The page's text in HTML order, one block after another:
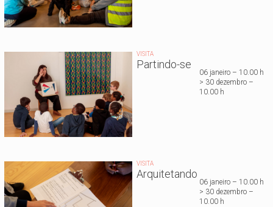
VISITA
Partindo-se
06 janeiro – 10.00 h
> 30 dezembro –
10.00 h
VISITA
Arquitetando
06 janeiro – 10.00 h
> 30 dezembro –
10.00 h